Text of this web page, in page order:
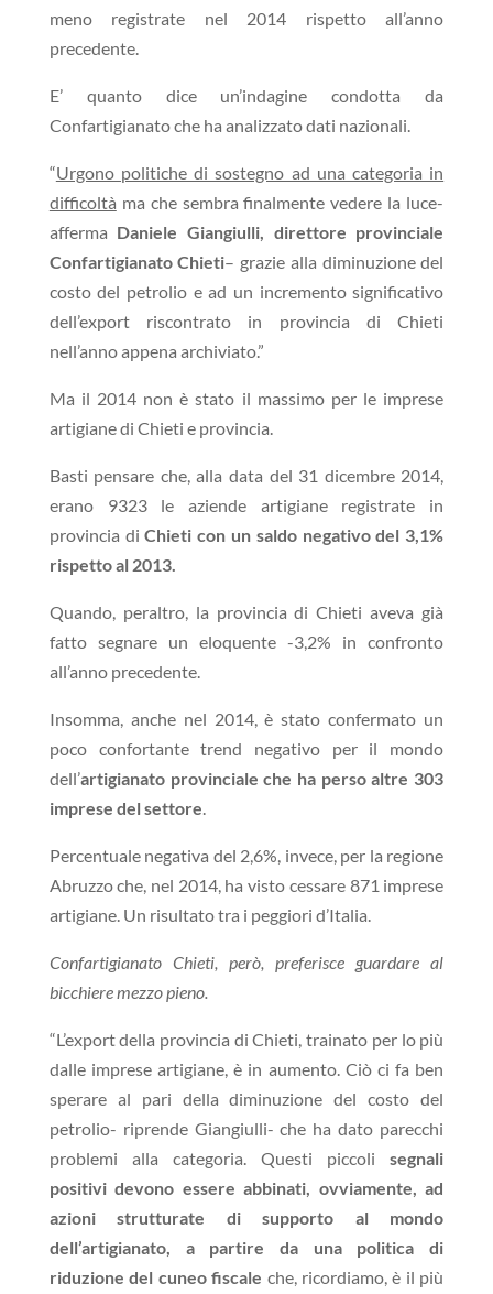
meno registrate nel 2014 rispetto all’anno
precedente.
E’ quanto dice un’indagine condotta da
Confartigianato che ha analizzato dati nazionali.
“Urgono politiche di sostegno ad una categoria in
difficoltà ma che sembra finalmente vedere la luce-
afferma Daniele Giangiulli, direttore provinciale
Confartigianato Chieti– grazie alla diminuzione del
costo del petrolio e ad un incremento significativo
dell’export riscontrato in provincia di Chieti
nell’anno appena archiviato.”
Ma il 2014 non è stato il massimo per le imprese
artigiane di Chieti e provincia.
Basti pensare che, alla data del 31 dicembre 2014,
erano 9323 le aziende artigiane registrate in
provincia diChieti con un saldo negativo del 3,1%
rispetto al 2013.
Quando, peraltro, la provincia di Chieti aveva già
fatto segnare un eloquente -3,2% in confronto
all’anno precedente.
Insomma, anche nel 2014, è stato confermato un
poco confortante trend negativo per il mondo
dell’artigianato provinciale che ha perso altre 303
imprese del settore
Percentuale negativa del 2,6%, invece, per la regione
Abruzzo che, nel 2014, ha visto cessare 871 imprese
artigiane. Un risultato tra i peggiori d’Italia.
Confartigianato Chieti, però, preferisce guardare al
bicchiere mezzo pieno.
“L’export della provincia di Chieti, trainato per lo più
dalle imprese artigiane, è in aumento. Ciò ci fa ben
sperare al pari della diminuzione del costo del
petrolio- riprende Giangiulli- che ha dato parecchi
problemi alla categoria. Questi piccolisegnali
positivi devono essere abbinati, ovviamente, ad
azioni strutturate di supporto al mondo
dell’artigianato, a partire da una politica di
riduzione del cuneo fiscale che, ricordiamo, è il più